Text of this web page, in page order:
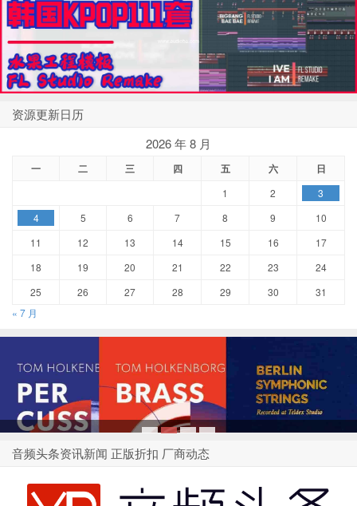
资源更新日历
2026 年 8 月
一 二 三 四 五 六 日
1 2
3
4
5 6 7 8 9
10
11
12 13 14 15 16
17
18
19 20 21 22 23
24
25
26 27 28 29 30
31
« 7 月
1 2 3 4
音频头条资讯新闻 正版折扣 厂商动态